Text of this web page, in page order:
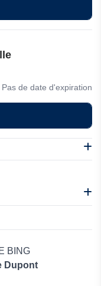
BING
Dupont
procurer des
Pas de date d'expiration